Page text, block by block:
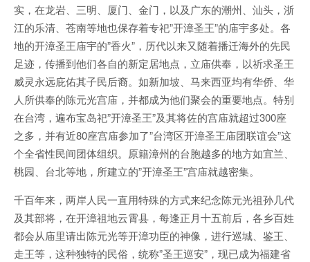
实，在龙岩、三明、厦门、金门，以及广东的潮州、汕头，浙
江的乐清、苍南等地也保存着专祀”开漳圣王”的庙宇多处。各
地的开漳圣王庙宇的”香火”，历代以来又随着播迁海外的先民
足迹，传播到他们各自的新定居地点，立庙供奉，以祈求圣王
威灵永远庇佑其子民后裔。如新加坡、马来西亚均有华侨、华
人所供奉的陈元光宫庙，并都成为他们聚会的重要地点。特别
在台湾，遍布宝岛祀”开漳圣王”及其将佐的宫庙就超过300座
之多，并有近80座宫庙参加了”台湾区开漳圣王庙团联谊会”这
个全省性民间团体组织。原籍漳州的台胞越多的地方如宜兰、
桃园、台北等地，所建立的”开漳圣王”宫庙就越密集。
千百年来，两岸人民一直用特殊的方式来纪念陈元光祖孙几代
及其部将，在开漳祖地云霄县，每逢正月十五前后，各乡百姓
都会从庙里请出陈元光等开漳功臣的神像，进行巡城、鉴王、
走王等，这种独特的民俗，统称”圣王巡安”，现已成为福建省